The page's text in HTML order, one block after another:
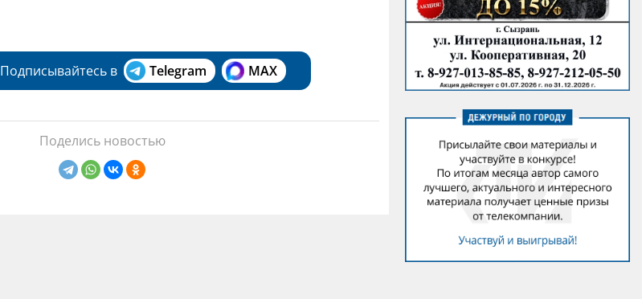
Подписывайтесь в Telegram MAX
Поделись новостью